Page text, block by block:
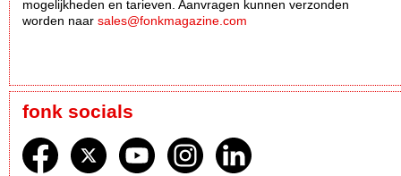
mogelijkheden en tarieven. Aanvragen kunnen verzonden
worden naar sales@fonkmagazine.com
fonk socials